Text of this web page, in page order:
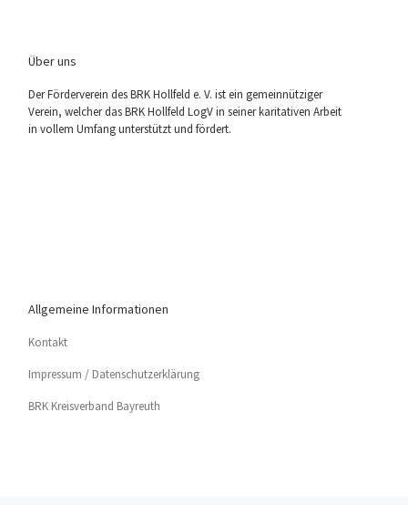
Über uns
Der För­der­ver­ein des BRK Holl­feld e. V. ist ein gemein­nüt­zi­ger
Ver­ein, wel­cher das BRK Holl­feld LogV in sei­ner kari­ta­ti­ven Arbeit
in vol­lem Umfang unter­stützt und fördert.
Allgemeine Informationen
Kon­takt
Impres­sum / Datenschutzerklärung
BRK Kreis­ver­band Bayreuth